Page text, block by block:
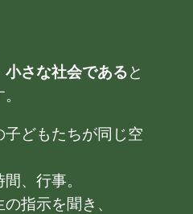
さな社会であると
どもたちが同じ空
、行事。
指示を聞き、